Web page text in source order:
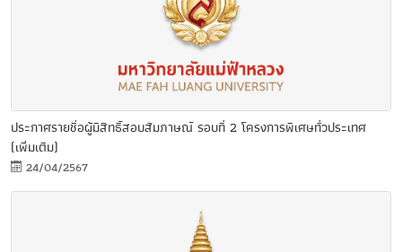
ประกาศรายชื่อผู้มีสิทธิ์สอบสัมภาษณ์ รอบที่ 2 โครงการพิเศษทั่วประเทศ
(เพิ่มเติม)
24/04/2567